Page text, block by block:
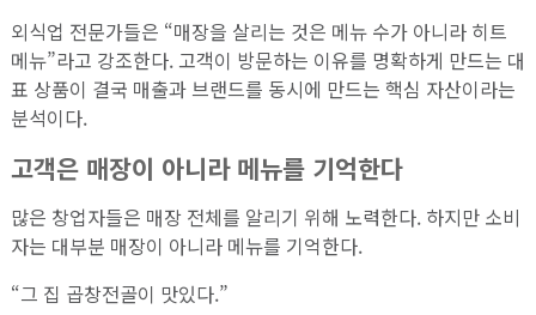
외식업 전문가들은 “매장을 살리는 것은 메뉴 수가 아니라 히트
메뉴”라고 강조한다. 고객이 방문하는 이유를 명확하게 만드는 대
표 상품이 결국 매출과 브랜드를 동시에 만드는 핵심 자산이라는
분석이다.
고객은 매장이 아니라 메뉴를 기억한다
많은 창업자들은 매장 전체를 알리기 위해 노력한다. 하지만 소비
자는 대부분 매장이 아니라 메뉴를 기억한다.
“그 집 곱창전골이 맛있다.”